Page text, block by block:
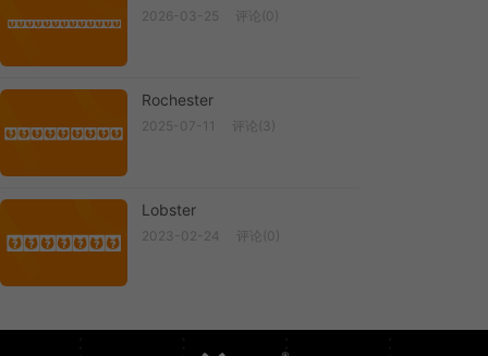
Cedarville...
2026-03-25 评论(0)
Rochester
Rochester
2025-07-11 评论(3)
Lobster
Lobster
2023-02-24 评论(0)